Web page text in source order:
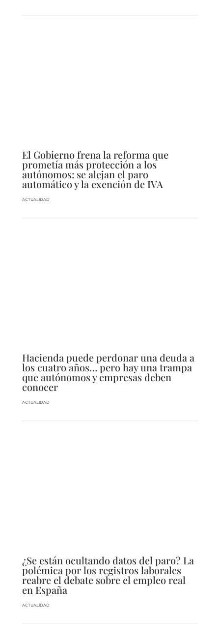
El Gobierno frena la reforma que
prometía más protección a los
autónomos: se alejan el paro
automático y la exención de IVA
ACTUALIDAD
Hacienda puede perdonar una deuda a
los cuatro años… pero hay una trampa
que autónomos y empresas deben
conocer
ACTUALIDAD
¿Se están ocultando datos del paro? La
polémica por los registros laborales
reabre el debate sobre el empleo real
en España
ACTUALIDAD